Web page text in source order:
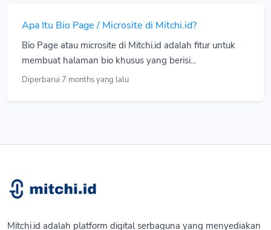
Apa Itu Bio Page / Microsite di Mitchi.id?
Bio Page atau microsite di Mitchi.id adalah fitur untuk
membuat halaman bio khusus yang berisi...
Diperbarui 7 months yang lalu
Mitchi.id adalah platform digital serbaguna yang menyediakan